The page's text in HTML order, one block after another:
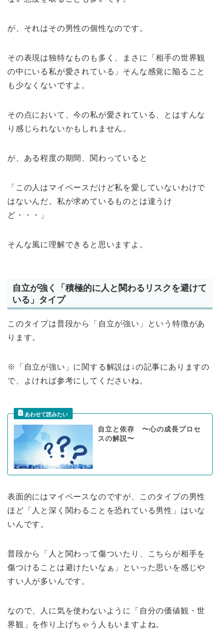
が、それはその男性の個性なのです。
その表現は独特なものも多く、まさに「相手の世界観
の中にいる私が愛されている」そんな感覚に陥ること
も少なくないですよ。
その点において、今の私が愛されている、とはすんな
り感じられないかもしれません。
が、ある程度の期間、関わっていると
「この人はマイペースだけど私を愛していないわけで
はないんだ。私が求めているものとは違うけ
ど・・・」
そんな風に理解できると思いますよ。
自立が強く「積極的に人と関わるリスクを避けて
いる」タイプ
このタイプは普段から「自立が強い」という特徴があ
ります。
※「自立が強い」に関する解説は↓の記事にありますの
で、よければ参考にしてくださいね。
自立と依存 〜心の成長プロセ
スの解説〜
表面的にはマイペースなのですが、このタイプの男性
ほど「人と深く関わることを恐れている男性」はいな
いんです。
普段から「人と関わって傷ついたり、こちらが相手を
傷つけることは避けたいなぁ」といった思いを感じや
すい人が多いんです。
なので、人に気を使わないように「自分の価値観・世
界観」を作り上げちゃう人もいますよね。